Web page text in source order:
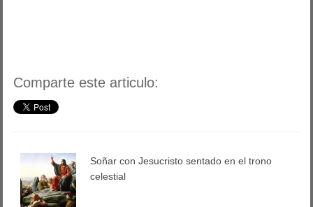
Comparte este articulo:
Soñar con Jesucristo sentado en el trono
celestial